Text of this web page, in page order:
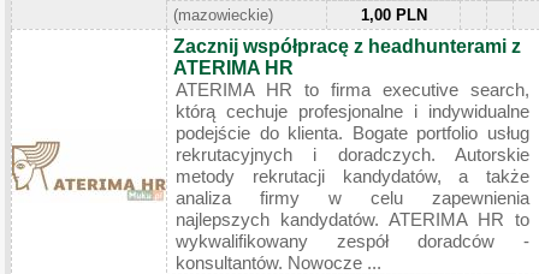
(mazowieckie) 1,00 PLN
Zacznij współpracę z headhunterami z
ATERIMA HR
ATERIMA HR to firma executive search,
którą cechuje profesjonalne i indywidualne
podejście do klienta. Bogate portfolio usług
rekrutacyjnych i doradczych. Autorskie
metody rekrutacji kandydatów, a także
analiza firmy w celu zapewnienia
najlepszych kandydatów. ATERIMA HR to
wykwalifikowany zespół doradców -
konsultantów. Nowocze ...